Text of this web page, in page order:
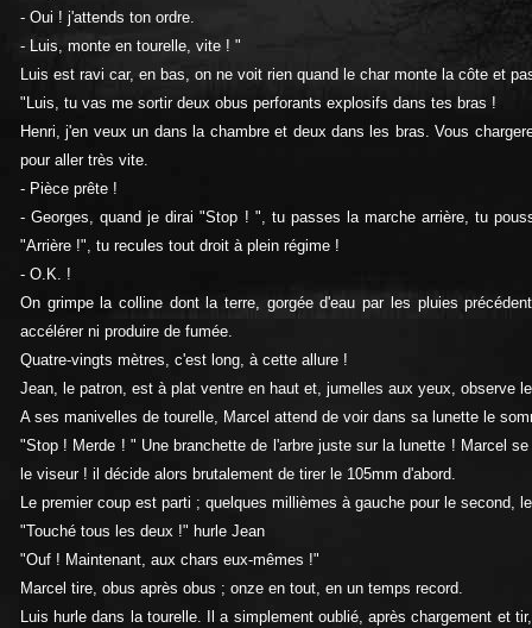
- Oui ! j'attends ton ordre.
- Luis, monte en tourelle, vite ! "
Luis est ravi car, en bas, on ne voit rien quand le char monte la côte et
"Luis, tu vas me sortir deux obus perforants explosifs dans tes bras !
Henri, j'en veux un dans la chambre et deux dans les bras. Vous
pour aller très vite.
- Pièce prête !
- Georges, quand je dirai "Stop ! ", tu passes la marche arrière, tu
"Arrière !", tu recules tout droit à plein régime !
- O.K. !
On grimpe la colline dont la terre, gorgée d'eau par les pluies
accélérer ni produire de fumée.
Quatre-vingts mètres, c'est long, à cette allure !
Jean, le patron, est à plat ventre en haut et, jumelles aux yeux, observe
A ses manivelles de tourelle, Marcel attend de voir dans sa lunette le
"Stop ! Merde ! " Une branchette de l'arbre juste sur la lunette ! Marcel
le viseur ! il décide alors brutalement de tirer le 105mm d'abord.
Le premier coup est parti ; quelques millièmes à gauche pour le second,
"Touché tous les deux !" hurle Jean
"Ouf ! Maintenant, aux chars eux-mêmes !"
Marcel tire, obus après obus ; onze en tout, en un temps record.
Luis hurle dans la tourelle. Il a simplement oublié, après chargement et